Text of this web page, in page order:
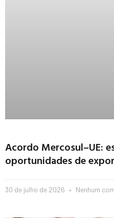
Acordo Mercosul–UE:
oportunidades de
30 de julho de 2026 Nenhum